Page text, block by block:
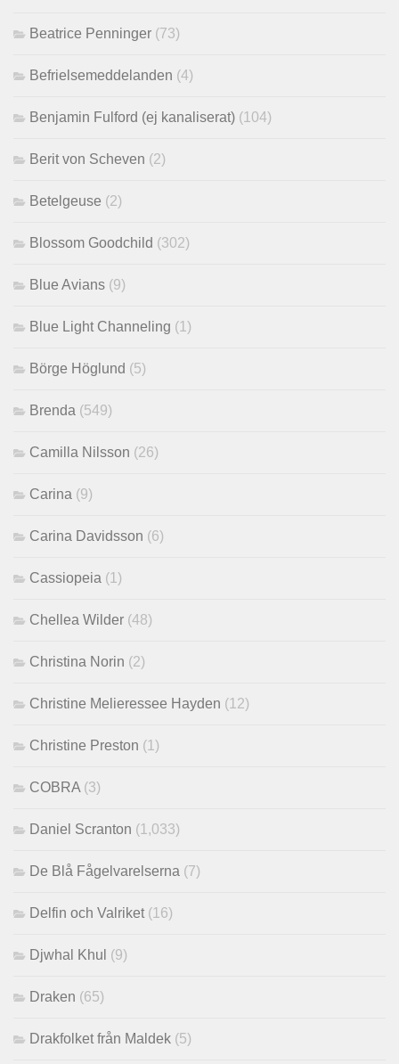
Beatrice Penninger (73)
Befrielsemeddelanden (4)
Benjamin Fulford (ej kanaliserat) (104)
Berit von Scheven (2)
Betelgeuse (2)
Blossom Goodchild (302)
Blue Avians (9)
Blue Light Channeling (1)
Börge Höglund (5)
Brenda (549)
Camilla Nilsson (26)
Carina (9)
Carina Davidsson (6)
Cassiopeia (1)
Chellea Wilder (48)
Christina Norin (2)
Christine Melieressee Hayden (12)
Christine Preston (1)
COBRA (3)
Daniel Scranton (1,033)
De Blå Fågelvarelserna (7)
Delfin och Valriket (16)
Djwhal Khul (9)
Draken (65)
Drakfolket från Maldek (5)